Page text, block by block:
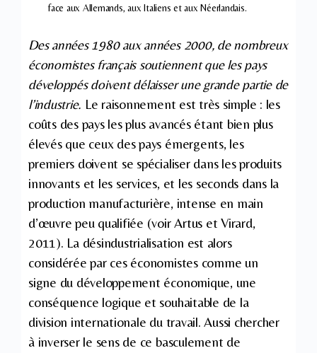
face aux Allemands, aux Italiens et aux Néerlandais.
Des années 1980 aux années 2000, de nombreux
économistes français soutiennent que les pays
développés doivent délaisser une grande partie de
l’industrie. Le raisonnement est très simple : les
coûts des pays les plus avancés étant bien plus
élevés que ceux des pays émergents, les
premiers doivent se spécialiser dans les produits
innovants et les services, et les seconds dans la
production manufacturière, intense en main
d’œuvre peu qualifiée (voir Artus et Virard,
2011). La désindustrialisation est alors
considérée par ces économistes comme un
signe du développement économique, une
conséquence logique et souhaitable de la
division internationale du travail. Aussi chercher
à inverser le sens de ce basculement de